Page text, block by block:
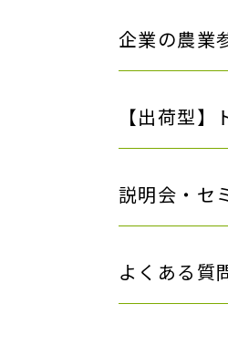
企業の農業
【出荷型
説明会・セ
よくある質